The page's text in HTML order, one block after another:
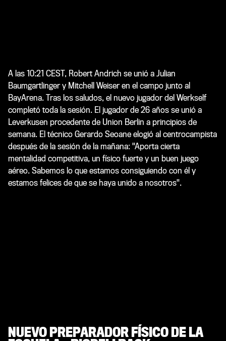
A las 10:21 CEST, Robert Andrich se unió a Julian
Baumgartlinger y Mitchell Weiser en el campo junto al
BayArena. Tras los saludos, el nuevo jugador del Werkself
completó toda la sesión. El jugador de 26 años se unió a
Leverkusen procedente de Union Berlin a principios de
semana. El técnico Gerardo Seoane elogió al centrocampista
después de la sesión de la mañana: "Aporta cierta
mentalidad competitiva, un físico fuerte y un buen juego
aéreo. Sabemos lo que estamos consiguiendo con él y
estamos felices de que se haya unido a nosotros".
NUEVO PREPARADOR FÍSICO DE LA